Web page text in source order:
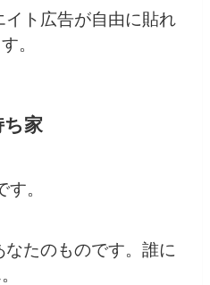
イト広告が自由に貼れ
。
家
。
なたのものです。誰に